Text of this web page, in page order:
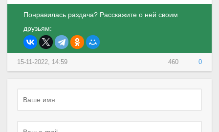
Понравилась раздача? Расскажите о ней своим
друзьям:
460 0
15-11-2022, 14:59